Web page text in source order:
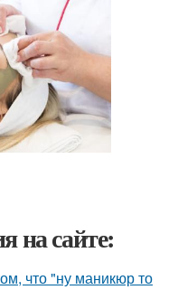
на сайте:
что "ну маникюр то